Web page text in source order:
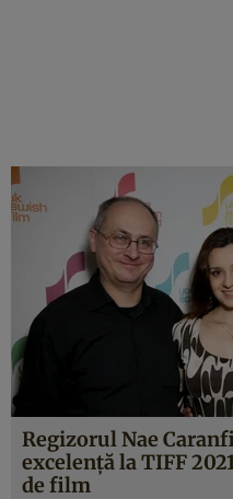
Regizorul Nae
excelență la TIFF
de film